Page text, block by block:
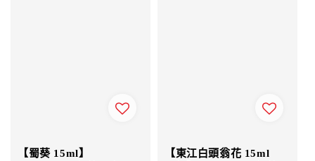
【蜀葵 15ml】
【東江白頭翁花 15ml